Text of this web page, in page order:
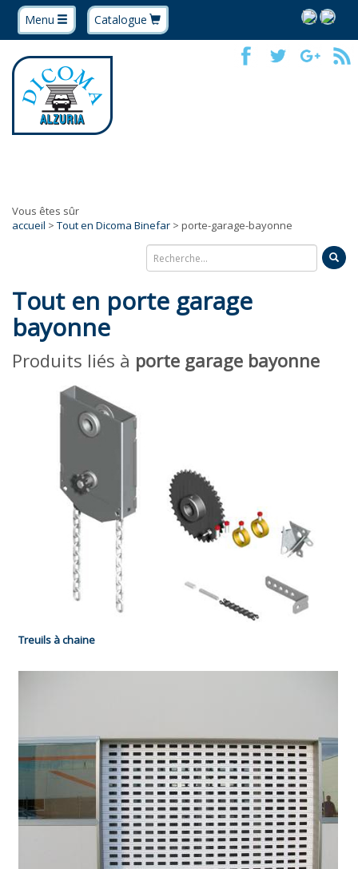
Menu Catalogue
Vous êtes sûr
accueil > Tout en Dicoma Binefar > porte-garage-bayonne
Tout en porte garage
bayonne
Produits liés à porte garage bayonne
Treuils à chaine